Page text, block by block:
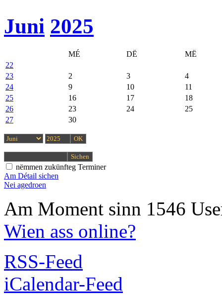
Juni 2025
MÉ DË
MË
22
23
2 3
4
24
9 10
11
25
16 17
18
26
23 24
25
27
30
nëmmen zukünfteg Terminer
Am Détail sichen
Nei agedroen
Am Moment sinn 1546
Wien ass online?
RSS-Feed
iCalendar-Feed